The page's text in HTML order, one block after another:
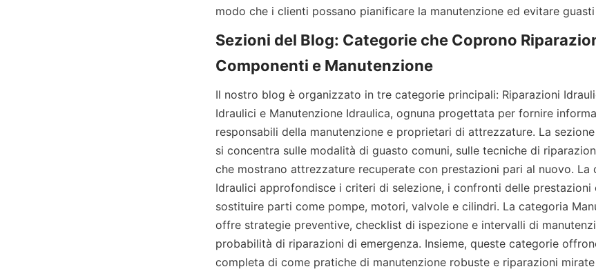
modo che i clienti possano pianificare la manutenzione ed evitare
Sezioni del Blog: Categorie che Coprono
Il nostro blog è organizzato in tre categorie principali: Riparazioni
Idraulici e Manutenzione Idraulica, ognuna progettata per fornire
responsabili della manutenzione e proprietari di attrezzature. La
si concentra sulle modalità di guasto comuni, sulle tecniche di
che mostrano attrezzature recuperate con prestazioni pari al nuovo. La
Idraulici approfondisce i criteri di selezione, i confronti delle prestazioni
sostituire parti come pompe, motori, valvole e cilindri. La categoria
offre strategie preventive, checklist di ispezione e intervalli di
probabilità di riparazioni di emergenza. Insieme, queste categorie
completa di come pratiche di manutenzione robuste e riparazioni